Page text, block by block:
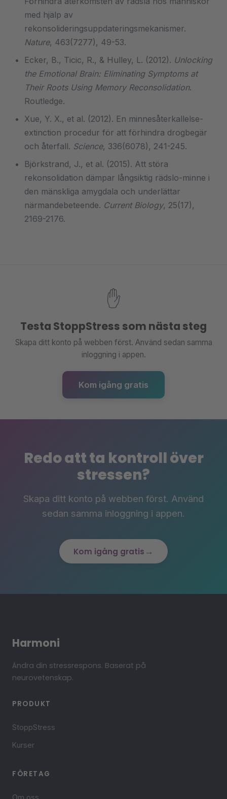
med hjälp av
rekonsolideringsuppdateringsmekanismer.
Nature, 463(7277), 49-53.
Ecker, B., Ticic, R., & Hulley, L. (2012). Unlocking
the Emotional Brain: Eliminating Symptoms at
Their Roots Using Memory Reconsolidation.
Routledge.
Xue, Y. X., et al. (2012). En minnesåterkallelse-
extinction procedur för att förhindra drogbegär
och återfall. Science, 336(6078), 241-245.
Björkstrand, J., et al. (2015). Att störa
rekonsolidation dämpar långsiktig rädslo-minne i
den mänskliga amygdala och underlättar
närmandebeteende. Current Biology, 25(17),
2169-2176.
✋
Testa StoppStress som nästa steg
Skapa ditt konto på webben först. Använd sedan samma
inloggning i appen.
Kom igång gratis
Redo att ta kontroll över
stressen?
Skapa ditt konto på webben först. Använd
sedan samma inloggning i appen.
Kom igång gratis →
Harmoni
Ändra din stressrespons. Baserat på
neurovetenskap.
PRODUKT
StoppStress
Kurser
FÖRETAG
Om oss